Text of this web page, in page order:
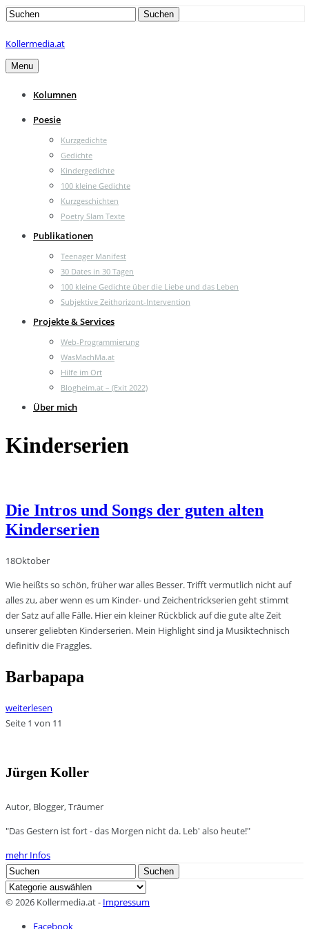
Search
Suchen
Kollermedia.at
Menu
Kolumnen
Poesie
Kurzgedichte
Gedichte
Kindergedichte
100 kleine Gedichte
Kurzgeschichten
Poetry Slam Texte
Publikationen
Teenager Manifest
30 Dates in 30 Tagen
100 kleine Gedichte über die Liebe und das Leben
Subjektive Zeithorizont-Intervention
Projekte & Services
Web-Programmierung
WasMachMa.at
Hilfe im Ort
Blogheim.at – (Exit 2022)
Über mich
Kinderserien
Die Intros und Songs der guten alten
Kinderserien
18Oktober
Wie heißts so schön, früher war alles Besser. Trifft vermutlich nicht auf
alles zu, aber wenn es um Kinder- und Zeichentrickserien geht stimmt
der Satz auf alle Fälle. Hier ein kleiner Rückblick auf die gute alte Zeit
unserer geliebten Kinderserien. Mein Highlight sind ja Musiktechnisch
definitiv die Fraggles.
Barbapapa
weiterlesen
Seite 1 von 11
Jürgen Koller
Autor, Blogger, Träumer
"Das Gestern ist fort - das Morgen nicht da. Leb' also heute!"
mehr Infos
Search
for:
Suchen
Kategorien
© 2026 Kollermedia.at - Impressum
Facebook